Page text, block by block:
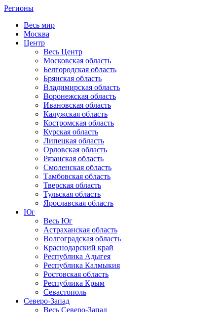
Регионы
Весь мир
Москва
Центр
Весь Центр
Московская область
Белгородская область
Брянская область
Владимирская область
Воронежская область
Ивановская область
Калужская область
Костромская область
Курская область
Липецкая область
Орловская область
Рязанская область
Смоленская область
Тамбовская область
Тверская область
Тульская область
Ярославская область
Юг
Весь Юг
Астраханская область
Волгоградская область
Краснодарский край
Республика Адыгея
Республика Калмыкия
Ростовская область
Республика Крым
Севастополь
Северо-Запад
Весь Северо-Запад